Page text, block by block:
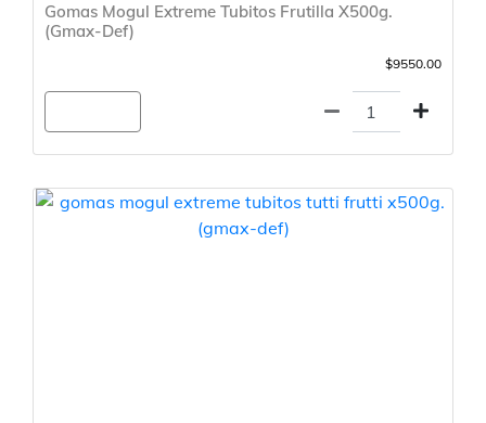
Gomas Mogul Extreme Tubitos Frutilla X500g.
(Gmax-Def)
$9550.00